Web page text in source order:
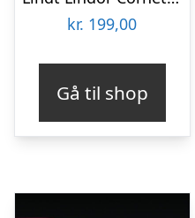
kr. 199,00
Gå til shop